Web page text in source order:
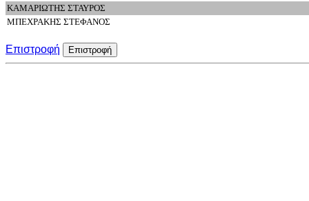
ΚΑΜΑΡΙΩΤΗΣ ΣΤΑΥΡΟΣ
ΜΠΕΧΡΑΚΗΣ ΣΤΕΦΑΝΟΣ
Επιστροφή